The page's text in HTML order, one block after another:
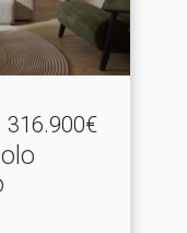
316.900€